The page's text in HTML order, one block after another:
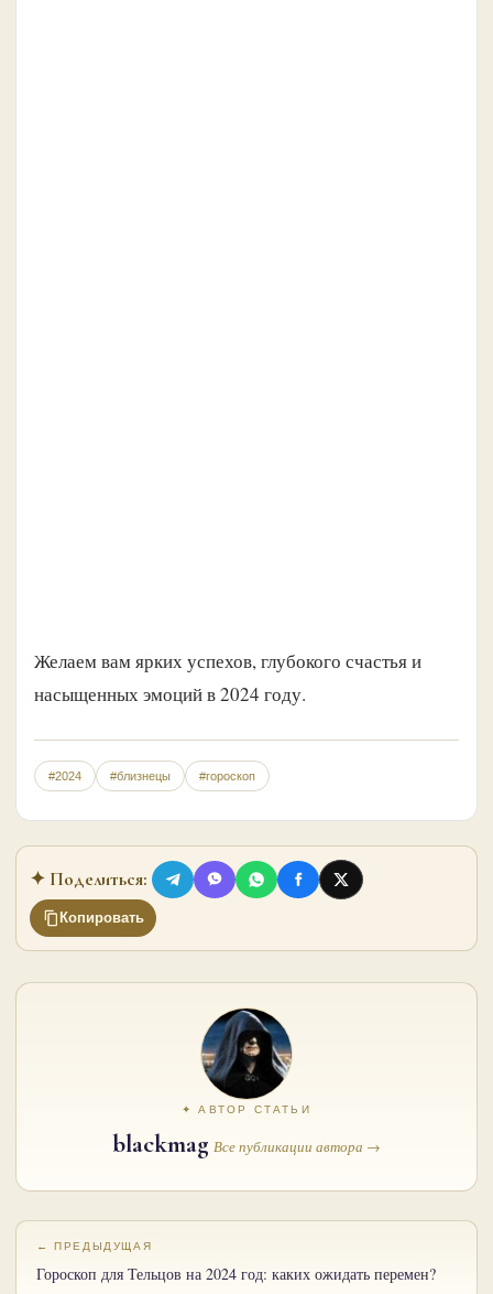
Желаем вам ярких успехов, глубокого счастья и
насыщенных эмоций в 2024 году.
#2024 #близнецы #гороскоп
✦ Поделиться:
Копировать
✦ АВТОР СТАТЬИ
blackmag Все публикации автора →
← ПРЕДЫДУЩАЯ
Гороскоп для Тельцов на 2024 год: каких ожидать перемен?